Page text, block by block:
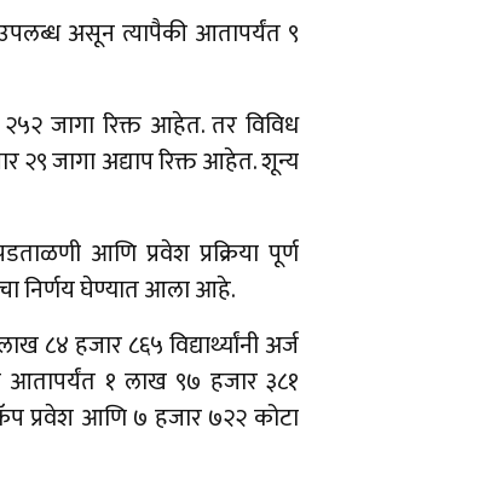
असून त्यापैकी आतापर्यंत ९
जागा रिक्त आहेत. तर विविध
२९ जागा अद्याप रिक्त आहेत. शून्य
आणि प्रवेश प्रक्रिया पूर्ण
निर्णय घेण्यात आला आहे.
हजार ८६५ विद्यार्थ्यांनी अर्ज
आतापर्यंत १ लाख ९७ हजार ३८१
कॅप प्रवेश आणि ७ हजार ७२२ कोटा